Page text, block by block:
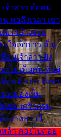
เจ้าสาว คือคน
พอถึงเวลา เขา
เราล้างจาน
ใจเจ้าบ่าว เป็น
อนเจ้าสาว ยัง
าไม่เห็นคน ที่อยู่
ยงเจ้าบ่าว ที่เขา
จะมองเห็น
นขม เศร้าตรม
งมาหลายปี
ล้า คอยไปคอย